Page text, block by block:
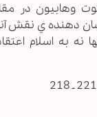
وهابيون در
دهنده ي نقش
نه به اسلام